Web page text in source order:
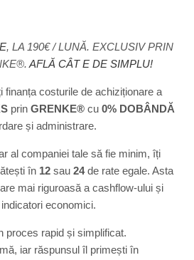
, LA 190€ / LUNĂ. EXCLUSIV PRIN
AFLĂ CÂT E DE SIMPLU!
finanța costurile de achiziționare a
prin GRENKE® cu 0% DOBÂNDĂ
și administrare.
al companiei tale să fie minim, îți
în 12 sau 24de rate egale. Asta
mai riguroasă a cashflow-ului și
economici.
proces rapid și simplificat.
iar răspunsul îl primești în